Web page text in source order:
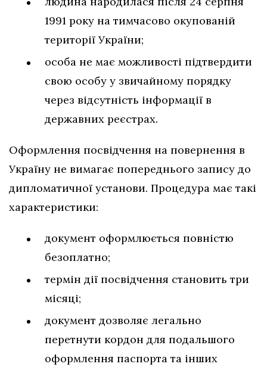
1991 року на тимчасово окупованій
території України;
особа не має можливості підтвердити
свою особу у звичайному порядку
через відсутність інформації в
державних реєстрах.
Оформлення посвідчення на повернення в
Україну не вимагає попереднього запису до
дипломатичної установи. Процедура має такі
характеристики:
документ оформлюється повністю
безоплатно;
термін дії посвідчення становить три
місяці;
документ дозволяє легально
перетнути кордон для подальшого
оформлення паспорта та інших